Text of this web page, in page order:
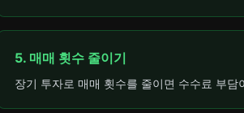
5. 매매 횟수 줄이기
장기 투자로 매매 횟수를 줄이면 수수료 부담